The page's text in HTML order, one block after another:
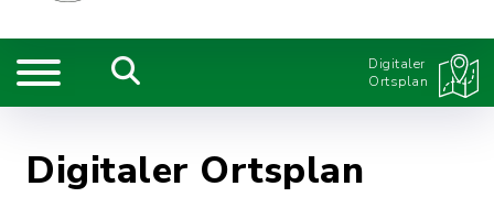
Digitaler
Ortsplan
Digitaler Ortsplan